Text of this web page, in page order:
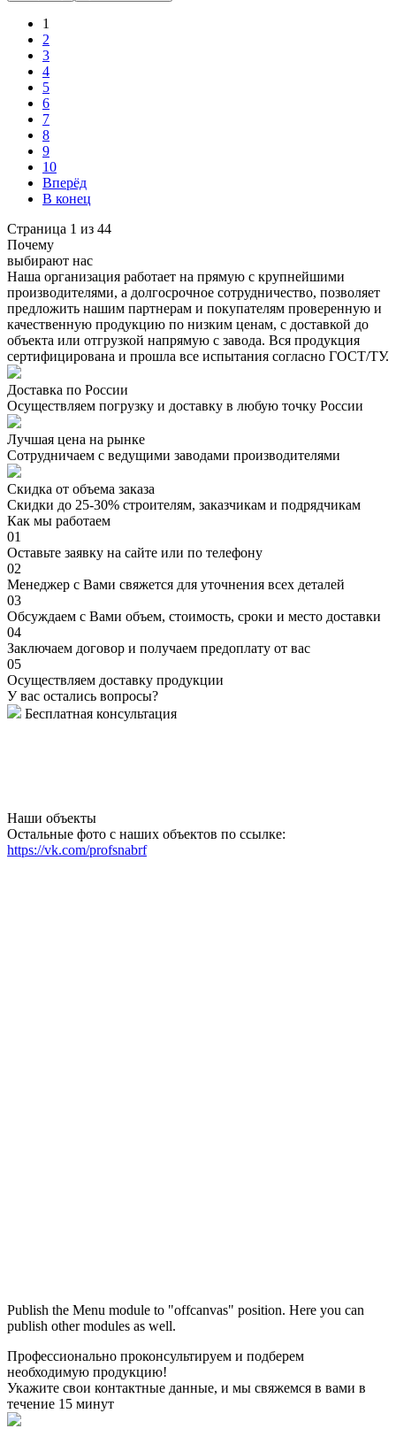
1
2
3
4
5
6
7
8
9
10
Вперёд
В конец
Страница 1 из 44
Почему
выбирают нас
Наша организация работает на прямую с крупнейшими
производителями, а долгосрочное сотрудничество, позволяет
предложить нашим партнерам и покупателям проверенную и
качественную продукцию по низким ценам, с доставкой до
объекта или отгрузкой напрямую с завода. Вся продукция
сертифицирована и прошла все испытания согласно ГОСТ/ТУ.
Доставка по России
Осуществляем погрузку и доставку в любую точку России
Лучшая цена на рынке
Сотрудничаем с ведущими заводами производителями
Скидка от объема заказа
Скидки до 25-30% строителям, заказчикам и подрядчикам
Как мы работаем
01
Оставьте заявку на сайте или по телефону
02
Менеджер с Вами свяжется для уточнения всех деталей
03
Обсуждаем с Вами объем, стоимость, сроки и место доставки
04
Заключаем договор и получаем предоплату от вас
05
Осуществляем доставку продукции
У вас остались вопросы?
Бесплатная консультация
Наши объекты
Остальные фото с наших объектов по ссылке:
https://vk.com/profsnabrf
Publish the Menu module to "offcanvas" position. Here you can
publish other modules as well.
М ● консультант ПРОФСНАБ
Профессионально проконсультируем и подберем
необходимую продукцию!
Укажите свои контактные данные, и мы свяжемся в вами в
течение 15 минут